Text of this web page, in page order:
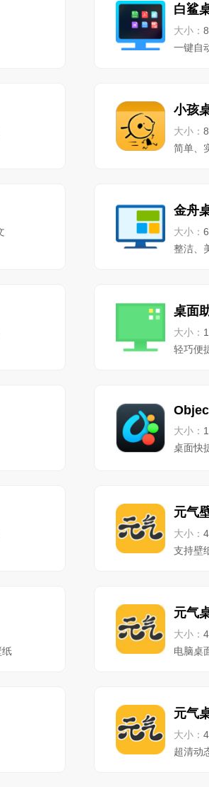
白鲨
大小：
一键自
小孩
大小：
简单、
金舟
大小：
整洁、
桌面
大小：
轻巧便
大小：
桌面快
元气
大小：
支持壁
纸
元气
大小：
电脑桌
元气
大小：
超清动